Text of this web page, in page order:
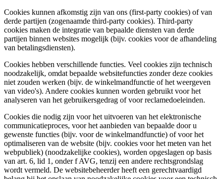
Cookies kunnen afkomstig zijn van ons (first-party cookies) of van
derde partijen (zogenaamde third-party cookies). Third-party
cookies maken de integratie van bepaalde diensten van derde
partijen binnen websites mogelijk (bijv. cookies voor de afhandeling
van betalingsdiensten).
Cookies hebben verschillende functies. Veel cookies zijn technisch
noodzakelijk, omdat bepaalde websitefuncties zonder deze cookies
niet zouden werken (bijv. de winkelmandfunctie of het weergeven
van video's). Andere cookies kunnen worden gebruikt voor het
analyseren van het gebruikersgedrag of voor reclamedoeleinden.
Cookies die nodig zijn voor het uitvoeren van het elektronische
communicatieproces, voor het aanbieden van bepaalde door u
gewenste functies (bijv. voor de winkelmandfunctie) of voor het
optimaliseren van de website (bijv. cookies voor het meten van het
webpubliek) (noodzakelijke cookies), worden opgeslagen op basis
van art. 6, lid 1, onder f AVG, tenzij een andere rechtsgrondslag
wordt vermeld. De websitebeheerder heeft een gerechtvaardigd